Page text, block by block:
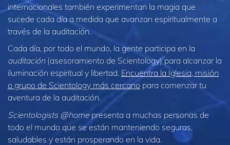
internacionales también experimentan la magia que
sucede cada día a medida que avanzan espiritualmente a
través de la auditación.
Cada día, por todo el mundo, la gente participa en la
auditación(asesoramiento de Scientology) para alcanzar la
iluminación espiritual y libertad. Encuentra la Iglesia, misión
o grupo de Scientology más cercano para comenzar tu
aventura de la auditación.
Scientologists @homepresenta a muchas personas de
todo el mundo que se están manteniendo seguras,
saludables y están prosperando en la vida.